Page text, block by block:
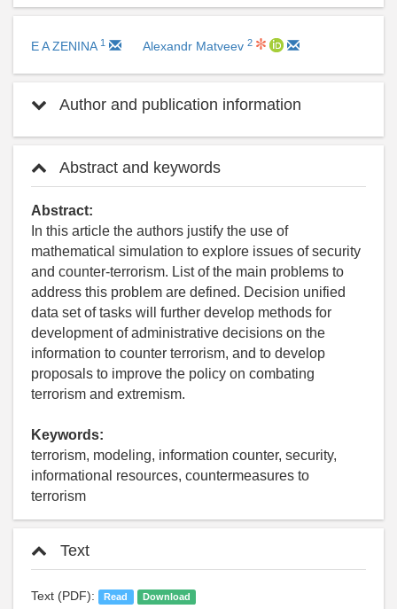
E A ZENINA 1 Alexandr Matveev 2
Author and publication information
Abstract and keywords
Abstract:
In this article the authors justify the use of
mathematical simulation to explore issues of security
and counter-terrorism. List of the main problems to
address this problem are defined. Decision unified
data set of tasks will further develop methods for
development of administrative decisions on the
information to counter terrorism, and to develop
proposals to improve the policy on combating
terrorism and extremism.
Keywords:
terrorism, modeling, information counter, security,
informational resources, countermeasures to
terrorism
Text
Text (PDF): Read Download